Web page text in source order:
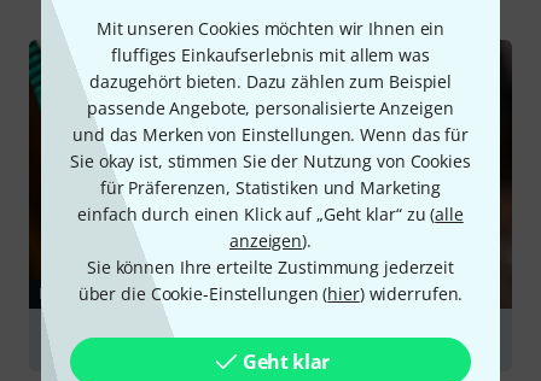
Mit unseren Cookies möchten wir Ihnen ein
fluffiges Einkaufserlebnis mit allem was
dazugehört bieten. Dazu zählen zum Beispiel
passende Angebote, personalisierte Anzeigen
und das Merken von Einstellungen. Wenn das für
Sie okay ist, stimmen Sie der Nutzung von Cookies
für Präferenzen, Statistiken und Marketing
einfach durch einen Klick auf „Geht klar“ zu (alle
anzeigen).
Sie können Ihre erteilte Zustimmung jederzeit
über die Cookie-Einstellungen (hier) widerrufen.
Geht klar
RATGEBER
Kabel